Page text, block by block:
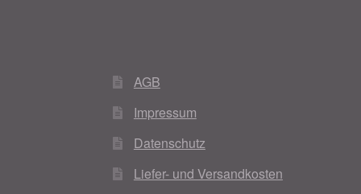
AGB
Impressum
Datenschutz
Liefer- und Versandkosten